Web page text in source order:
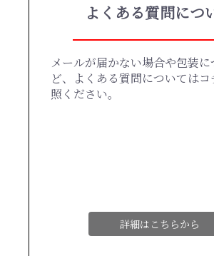
よくある質問につ
メールが届かない場合や包装に
ど、よくある質問については
照ください。
詳細はこちらから